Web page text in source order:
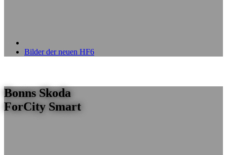
Bilder der neuen HF6
Bonns Skoda
ForCity Smart